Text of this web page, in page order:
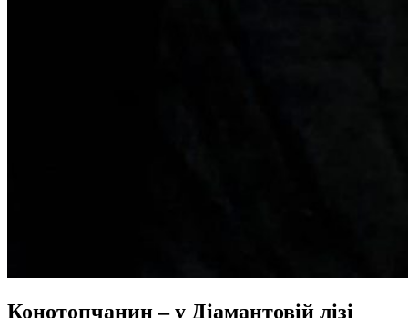
Конотопчанин – у Діамантовій лізі